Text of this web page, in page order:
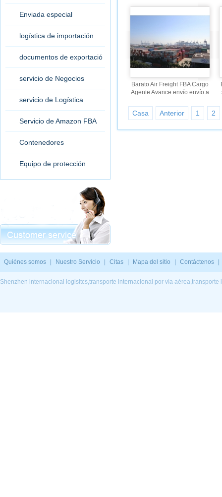
Enviada especial
logística de importación
documentos de exportació
servicio de Negocios
servicio de Logística
Servicio de Amazon FBA
Contenedores
Equipo de protección
Barato Air Freight FBA Cargo
Agente Avance envío envío a
ey Co State USA
Casa Anterior 1 2
Quiénes somos Nuestro Servicio Citas Mapa del sitio Contáctenos
Shenzhen internacional logisitcs,transporte internacional por vía